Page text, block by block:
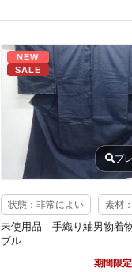
NEW
SALE
プ
状態：非常によい 素材
未使用品 手織り紬男物着
ブル
期間限